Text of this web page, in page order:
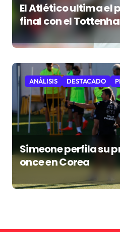
El Atlético ultima el
final con el
cerrar al “Cuti”
ANÁLISIS DESTACADO
Simeone perfila su
once en Corea